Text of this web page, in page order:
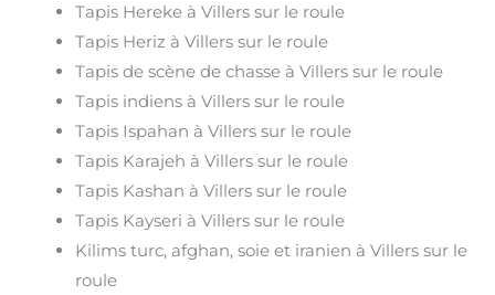
Tapis Hereke à Villers sur le roule
Tapis Heriz à Villers sur le roule
Tapis de scène de chasse à Villers sur le roule
Tapis indiens à Villers sur le roule
Tapis Ispahan à Villers sur le roule
Tapis Karajeh à Villers sur le roule
Tapis Kashan à Villers sur le roule
Tapis Kayseri à Villers sur le roule
Kilims turc, afghan, soie et iranien à Villers sur le
roule